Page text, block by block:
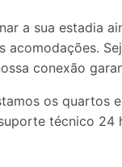
a sua estadia
acomodações.
conexão
os quartos
técnico 24